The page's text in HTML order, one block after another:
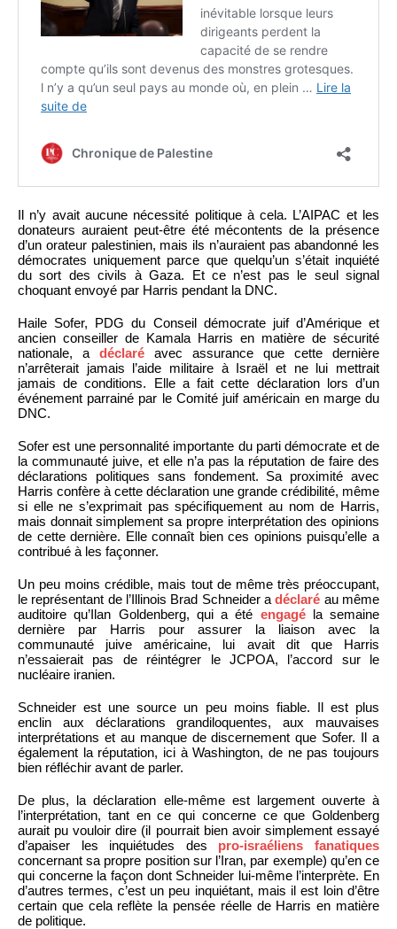
Il n’y avait aucune nécessité politique à cela. L’AIPAC et les
donateurs auraient peut-être été mécontents de la présence
d’un orateur palestinien, mais ils n’auraient pas abandonné les
démocrates uniquement parce que quelqu’un s’était inquiété
du sort des civils à Gaza. Et ce n’est pas le seul signal
choquant envoyé par Harris pendant la DNC.
Haile Sofer, PDG du Conseil démocrate juif d’Amérique et
ancien conseiller de Kamala Harris en matière de sécurité
nationale, a déclaré avec assurance que cette dernière
n’arrêterait jamais l’aide militaire à Israël et ne lui mettrait
jamais de conditions. Elle a fait cette déclaration lors d’un
événement parrainé par le Comité juif américain en marge du
DNC.
Sofer est une personnalité importante du parti démocrate et de
la communauté juive, et elle n’a pas la réputation de faire des
déclarations politiques sans fondement. Sa proximité avec
Harris confère à cette déclaration une grande crédibilité, même
si elle ne s’exprimait pas spécifiquement au nom de Harris,
mais donnait simplement sa propre interprétation des opinions
de cette dernière. Elle connaît bien ces opinions puisqu’elle a
contribué à les façonner.
Un peu moins crédible, mais tout de même très préoccupant,
le représentant de l’Illinois Brad Schneider adéclaré au même
auditoire qu’Ilan Goldenberg, qui a été engagéla semaine
dernière par Harris pour assurer la liaison avec la
communauté juive américaine, lui avait dit que Harris
n’essaierait pas de réintégrer le JCPOA, l’accord sur le
nucléaire iranien.
Schneider est une source un peu moins fiable. Il est plus
enclin aux déclarations grandiloquentes, aux mauvaises
interprétations et au manque de discernement que Sofer. Il a
également la réputation, ici à Washington, de ne pas toujours
bien réfléchir avant de parler.
De plus, la déclaration elle-même est largement ouverte à
l’interprétation, tant en ce qui concerne ce que Goldenberg
aurait pu vouloir dire (il pourrait bien avoir simplement essayé
d’apaiser les inquiétudes des pro-israéliens fanatiques
concernant sa propre position sur l’Iran, par exemple) qu’en ce
qui concerne la façon dont Schneider lui-même l’interprète. En
d’autres termes, c’est un peu inquiétant, mais il est loin d’être
certain que cela reflète la pensée réelle de Harris en matière
de politique.